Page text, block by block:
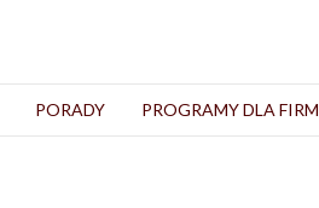
PORADY PROGRAMY DLA FIRM